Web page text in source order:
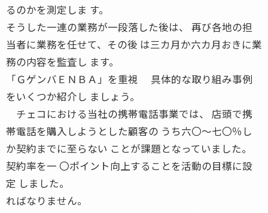
るのかを測定しま す。
そうした一連の業務が一段落した後は、 再び各地の担
当者に業務を任せて、その後 は三カ月か六カ月おきに業
務の内容を監査し ます。
「ＧゲンバＥＮＢＡ」を重視 具体的な取り組み事例
をいくつか紹介し ましょう。
チェコにおける当社の携帯電話事業では、 店頭で携
帯電話を購入しようとした顧客の うち六〇〜七〇％し
か契約までに至らない ことが課題となっていました。
契約率を一 〇ポイント向上することを活動の目標に設
定 しました。
ればなりません。